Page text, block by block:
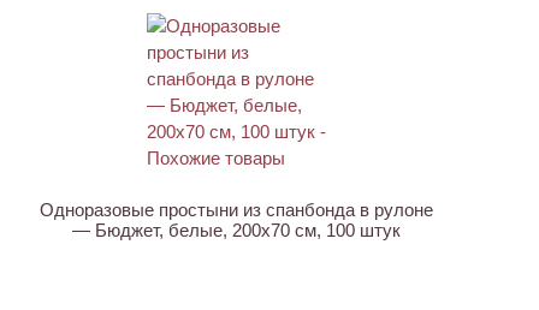
Одноразовые простыни из спанбонда в рулоне
— Бюджет, белые, 200х70 см, 100 штук